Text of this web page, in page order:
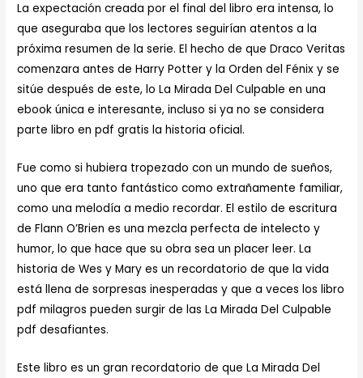
La expectación creada por el final del libro era intensa, lo
que aseguraba que los lectores seguirían atentos a la
próxima resumen de la serie. El hecho de que Draco Veritas
comenzara antes de Harry Potter y la Orden del Fénix y se
sitúe después de este, lo La Mirada Del Culpable en una
ebook única e interesante, incluso si ya no se considera
parte libro en pdf gratis la historia oficial.
Fue como si hubiera tropezado con un mundo de sueños,
uno que era tanto fantástico como extrañamente familiar,
como una melodía a medio recordar. El estilo de escritura
de Flann O’Brien es una mezcla perfecta de intelecto y
humor, lo que hace que su obra sea un placer leer. La
historia de Wes y Mary es un recordatorio de que la vida
está llena de sorpresas inesperadas y que a veces los libro
pdf milagros pueden surgir de las La Mirada Del Culpable
pdf desafiantes.
Este libro es un gran recordatorio de que La Mirada Del